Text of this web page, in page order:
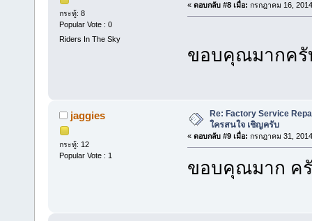
กระทู้: 8
Popular Vote : 0
Riders In The Sky
« ตอบกลับ #8 เมื่อ: กรกฎาคม 16,
ขอบคุณมากค
jaggies
กระทู้: 12
Popular Vote : 1
Re: Factory Service
ใครสนใจ เชิญครับ
« ตอบกลับ #9 เมื่อ: กรกฎาคม 31,
ขอบคุณมาก ค